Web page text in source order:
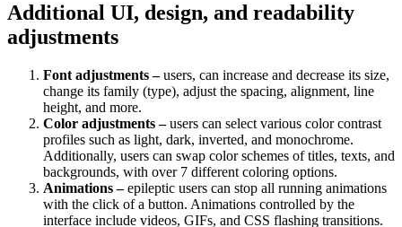
Additional UI, design, and readability
adjustments
Font adjustments –users, can increase and decrease its size,
change its family (type), adjust the spacing, alignment, line
height, and more.
Color adjustments –users can select various color contrast
profiles such as light, dark, inverted, and monochrome.
Additionally, users can swap color schemes of titles, texts, and
backgrounds, with over 7 different coloring options.
Animations –epileptic users can stop all running animations
with the click of a button. Animations controlled by the
interface include videos, GIFs, and CSS flashing transitions.